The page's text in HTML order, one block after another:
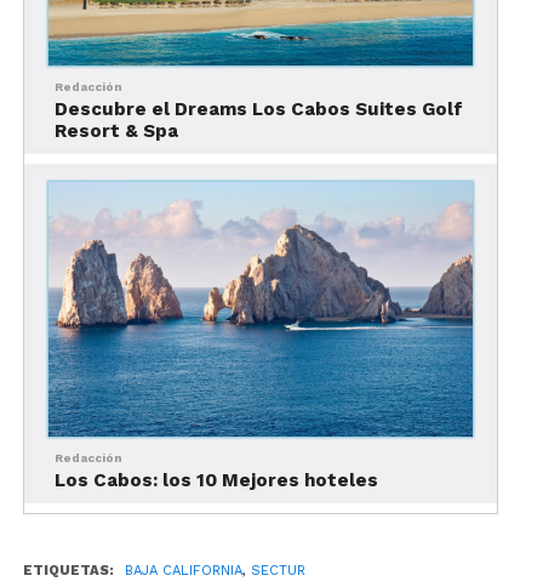
Redacción
Descubre el Dreams Los Cabos Suites Golf
Resort & Spa
Redacción
Los Cabos: los 10 Mejores hoteles
ETIQUETAS: BAJA CALIFORNIA, SECTUR